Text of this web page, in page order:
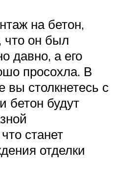
на бетон,
что он был
давно, а его
просохла. В
вы столкнетесь с
бетон будут
станет
отделки